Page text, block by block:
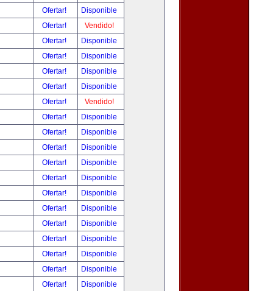
Ofertar!
Disponible
Ofertar!
Vendido!
Ofertar!
Disponible
Ofertar!
Disponible
Ofertar!
Disponible
Ofertar!
Disponible
Ofertar!
Vendido!
Ofertar!
Disponible
Ofertar!
Disponible
Ofertar!
Disponible
Ofertar!
Disponible
Ofertar!
Disponible
Ofertar!
Disponible
Ofertar!
Disponible
Ofertar!
Disponible
Ofertar!
Disponible
Ofertar!
Disponible
Ofertar!
Disponible
Ofertar! Disponible